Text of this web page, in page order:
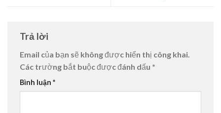
Trả lời
Email của bạn sẽ không được hiển thị công khai.
Các trường bắt buộc được đánh dấu *
Bình luận *